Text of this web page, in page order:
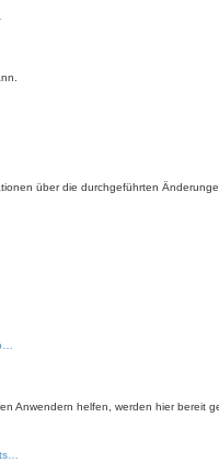
über die durchgeführten
Anwendern helfen, werden hier bereit